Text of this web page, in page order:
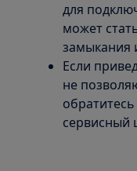
для
может
замыкания
Если
не
сервисный